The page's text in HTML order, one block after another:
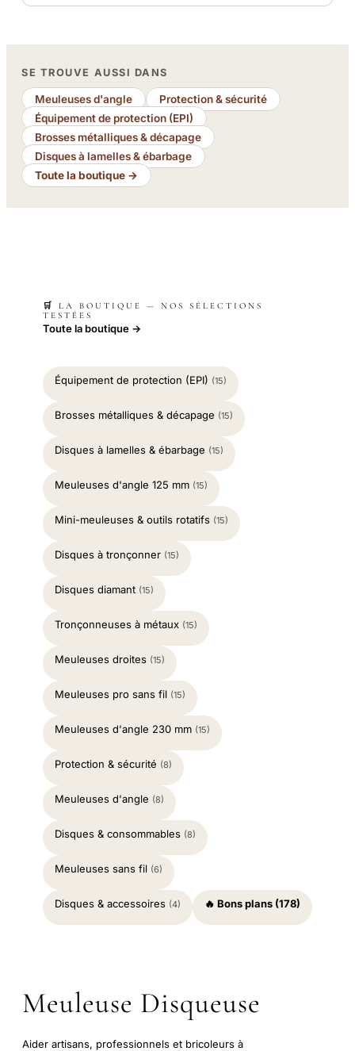
SE TROUVE AUSSI DANS
Meuleuses d'angle
Protection & sécurité
Équipement de protection (EPI)
Brosses métalliques & décapage
Disques à lamelles & ébarbage
Toute la boutique →
🛒 LA BOUTIQUE — NOS SÉLECTIONS
TESTÉES
Toute la boutique →
Équipement de protection (EPI) (15)
Brosses métalliques & décapage (15)
Disques à lamelles & ébarbage (15)
Meuleuses d'angle 125 mm (15)
Mini-meuleuses & outils rotatifs (15)
Disques à tronçonner (15)
Disques diamant (15)
Tronçonneuses à métaux (15)
Meuleuses droites (15)
Meuleuses pro sans fil (15)
Meuleuses d'angle 230 mm (15)
Protection & sécurité (8)
Meuleuses d'angle (8)
Disques & consommables (8)
Meuleuses sans fil (6)
Disques & accessoires (4) 🔥 Bons plans (178)
Meuleuse Disqueuse
Aider artisans, professionnels et bricoleurs à